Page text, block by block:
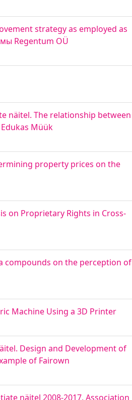
strategy as employed as
Regentum OÜ
näitel. The relationship between
Müük
property prices on the
on Proprietary Rights in Cross-
compounds on the perception of
Machine Using a 3D Printer
Design and Development of
of Fairown
näitel 2008-2017. Association